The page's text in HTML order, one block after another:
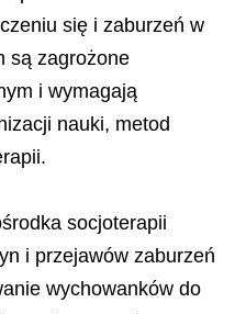
się i zaburzeń w
są zagrożone
i wymagają
nauki, metod
socjoterapii
i przejawów zaburzeń
wychowanków do